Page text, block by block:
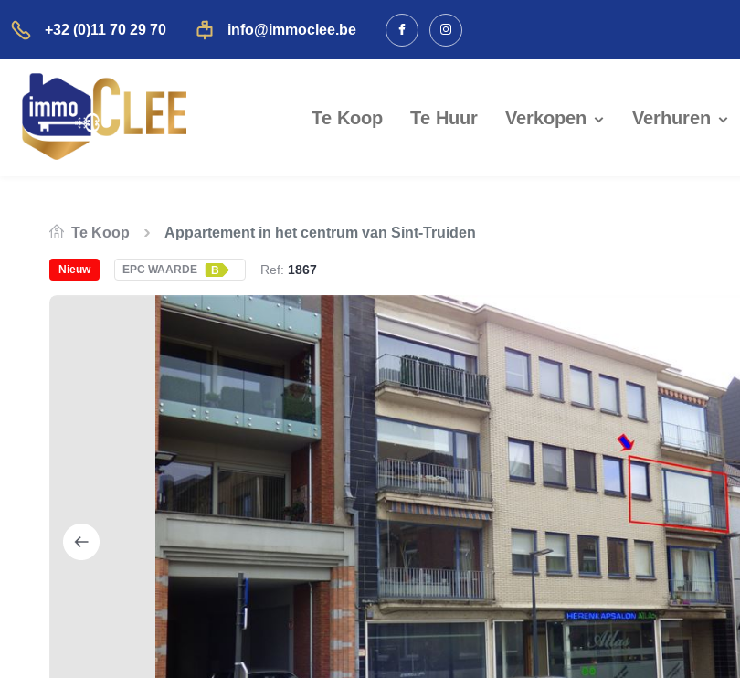
+32 (0)11 70 29 70 info@immoclee.be
Te Koop Te Huur Verkopen Verhuren
Te Koop Appartement in het centrum van Sint-Truiden
Nieuw EPC WAARDE B Ref: 1867